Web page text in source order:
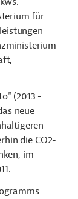
für
(2013 -
neue
die CO2-
im